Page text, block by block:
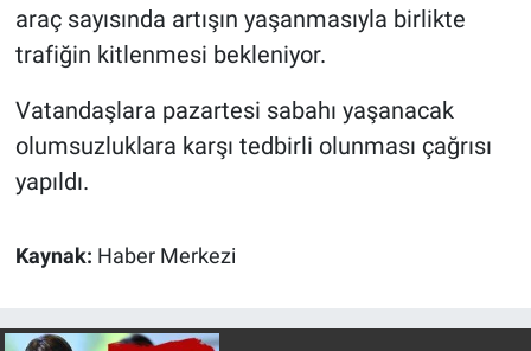
araç sayısında artışın yaşanmasıyla birlikte
trafiğin kitlenmesi bekleniyor.
Vatandaşlara pazartesi sabahı yaşanacak
olumsuzluklara karşı tedbirli olunması çağrısı
yapıldı.
Kaynak: Haber Merkezi
Yerel Yaşam